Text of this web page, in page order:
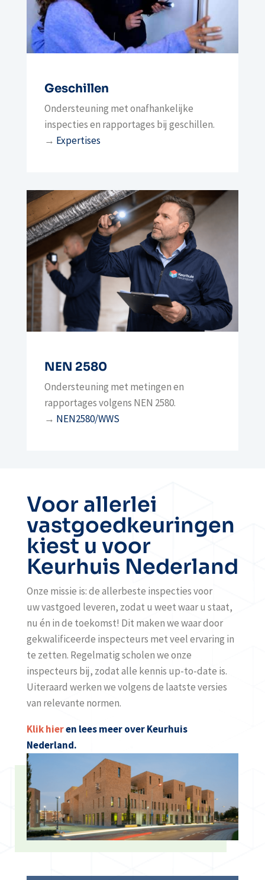
Geschillen
Ondersteuning met onafhankelijke
inspecties en rapportages bij geschillen.
→ Expertises
NEN 2580
Ondersteuning met metingen en
rapportages volgens NEN 2580.
→ NEN2580/WWS
Voor allerlei
vastgoedkeuringen
kiest u voor
Keurhuis Nederland
Onze missie is: de allerbeste inspecties voor
uw vastgoed leveren, zodat u weet waar u staat,
nu én in de toekomst! Dit maken we waar door
gekwalificeerde inspecteurs met veel ervaring in
te zetten. Regelmatig scholen we onze
inspecteurs bij, zodat alle kennis up-to-date is.
Uiteraard werken we volgens de laatste versies
van relevante normen.
Klik hieren lees meer over Keurhuis
Nederland.